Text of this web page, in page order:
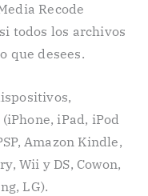
Recode
todos los archivos
que desees.
iPad, iPod
Amazon Kindle,
Wii y DS, Cowon,
LG).